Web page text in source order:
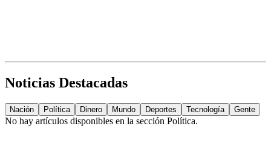
Noticias Destacadas
Nación Política Dinero Mundo Deportes Tecnología Gente
No hay artículos disponibles en la sección Política.